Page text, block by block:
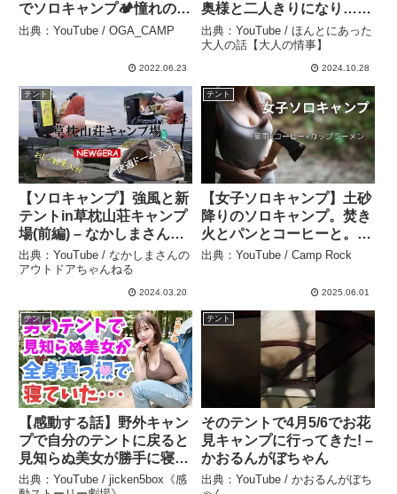
でソロキャンプ🏕憧れのベ
ル型テントは快適過ぎた🧡
出典：YouTube / OGA_CAMP
2022.06.23
奥様と二人きりになり… –
ほんとにあった大人の話
【大人の情事】
出典：YouTube / ほんとにあった
大人の話【大人の情事】
2024.10.28
テント
【ソロキャンプ】強風と新
テントin草枕山荘キャンプ
場(前編) – なかしまさんの
アウトドアちゃんねる
出典：YouTube / なかしまさんの
アウトドアちゃんねる
2024.03.20
テント
【女子ソロキャンプ】土砂
降りのソロキャンプ。焚き
火とパンとコーヒーと。 –
Camp Rock
出典：YouTube / Camp Rock
2025.06.01
テント
【感動する話】野外キャン
プで自分のテントに戻ると
見知らぬ美女が勝手に寝て
いた… – jicken5box《感
出典：YouTube / jicken5box《感
テント
そのテントで4月5/6でお花
見キャンプに行ってきた! –
かおるんがぼちゃん
出典：YouTube / かおるんがぼち